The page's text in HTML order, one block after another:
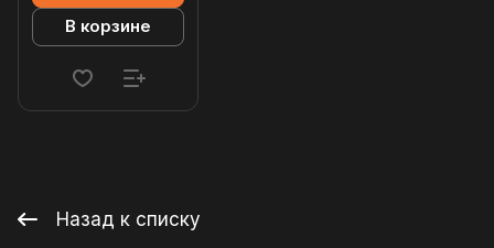
В корзине
Назад к списку